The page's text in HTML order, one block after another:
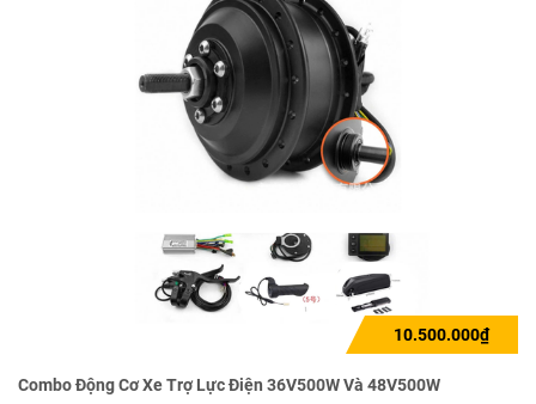
10.500.000₫
Combo Động Cơ Xe Trợ Lực Điện 36V500W Và 48V500W